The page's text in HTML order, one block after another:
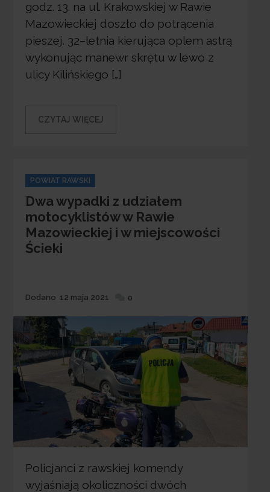
godz. 13. na ul. Krakowskiej w Rawie
Mazowieckiej doszło do potrącenia
pieszej. 32–letnia kierująca oplem astrą
wykonując manewr skrętu w lewo z
ulicy Kilińskiego […]
CZYTAJ WIĘCEJ
Categories
POWIAT RAWSKI
Dwa wypadki z udziałem
motocyklistów w Rawie
Mazowieckiej i w miejscowości
Ścieki
Dodane
Dodano 12 maja 2021 0
Policjanci z rawskiej komendy
wyjaśniają okoliczności dwóch